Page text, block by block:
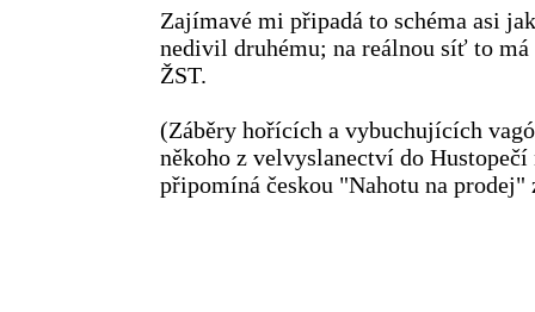
Zajímavé mi připadá to schéma asi
nedivil druhému; na reálnou síť to má
ŽST.
(Záběry hořících a vybuchujících
někoho z velvyslanectví do
připomíná českou "Nahotu na prodej"